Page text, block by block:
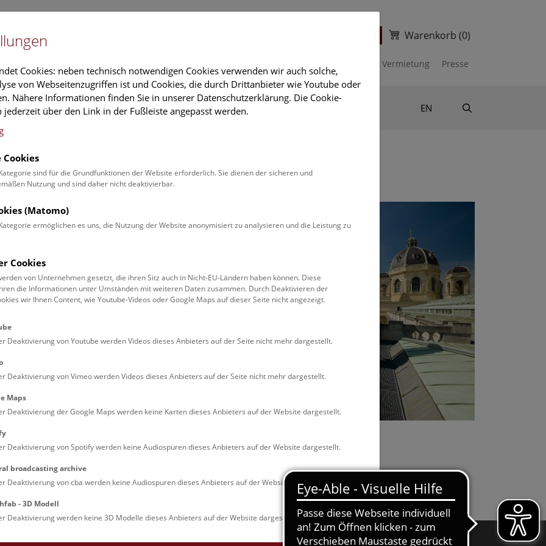
Warenkorb (0)
Vermietung Presse
Führungen & Aktivitäten Deck 50 EN
Wiens (auf Englisch)
| Dachführung
Erlebnis.
jeden Mittwoch, 18:30
ein gültiges Eintrittsticket
ist und dass der
Arts and Culture
Cookies: neben technisch notwendigen Cookies verwenden wir auch solche,
von Webseitenzugriffen ist und Cookies, die durch Drittanbieter wie Youtube oder
Nähere Informationen finden Sie in unserer Datenschutzerklärung. Die Cookie-
jederzeit über den Link in der Fußleiste angepasst werden.
sind für die Grundfunktionen der Website erforderlich. Sie dienen der sicheren und
Nutzung und sind daher nicht deaktivierbar.
(Matomo)
ermöglichen es uns, die Nutzung der Website anonymisiert zu analysieren und die Leistung zu
Cookies
von Unternehmen gesetzt, die ihren Sitz auch in Nicht-EU-Ländern haben können. Diese
die Informationen unter Umständen mit weiteren Daten zusammen. Durch Deaktivieren der
wir Ihnen Content, wie Youtube-Videos oder Google Maps auf dieser Seite nicht angezeigt.
Deaktivierung von Youtube werden Videos dieses Anbieters auf der Seite nicht mehr dargestellt.
Deaktivierung von Vimeo werden Videos dieses Anbieters auf der Seite nicht mehr dargestellt.
Maps
Deaktivierung der Google Maps werden keine Karten dieses Anbieters auf der Website dargestellt.
Deaktivierung von Spotify werden keine Audiospuren dieses Anbieters auf der Website dargestellt.
broadcasting archive
Deaktivierung von cba werden keine Audiospuren dieses Anbieters auf der Website dargestellt.
- 3D Modell
Deaktivierung werden keine 3D Modelle dieses Anbieters auf der Website dargestellt.